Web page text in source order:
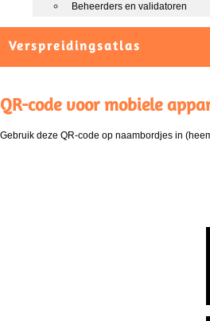
Beheerders en validatoren
Verspreidingsatlas
QR-code voor mobiele
Gebruik deze QR-code op naambordjes in